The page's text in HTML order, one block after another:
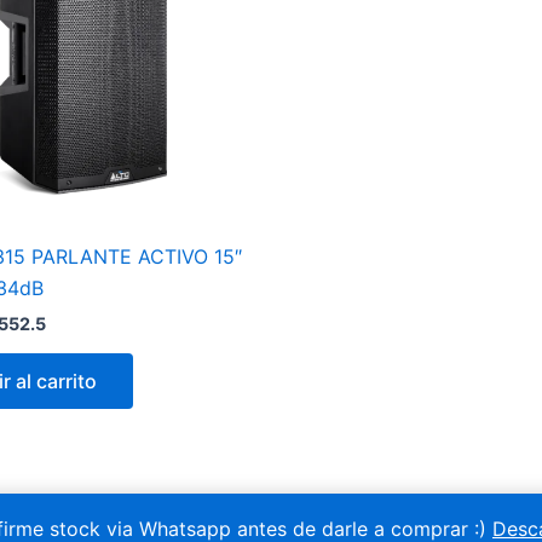
stock via Whatsapp antes de darle a comprar :)
PARLANTE ACTIVO 15″
al carrito